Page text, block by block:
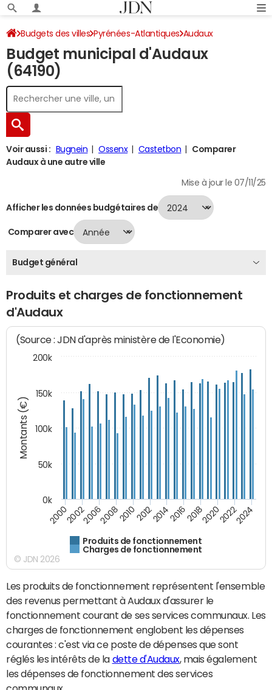
Budgets des villes Pyrénées-Atlantiques Audaux
Budget 2024
Budget municipal d'Audaux
(64190)
Voir aussi : Bugnein Ossenx Castetbon
Comparer
Audaux à une autre ville
Mise à jour le 07/11/25
Afficher les données budgétaires de
Comparer avec
Budget général
Produits et charges de fonctionnement
d'Audaux
Montants (€)
(Source : JDN d'après ministère de l'Economie)
Produits de fonctionnement
Charges de fonctionnement
200020022006200820102012201420162018202020222024
0k
50k
100k
150k
200k
© JDN 2026
Les produits de fonctionnement représentent l'ensemble
des revenus permettant à Audaux d'assurer le
fonctionnement courant de ses services communaux. Les
charges de fonctionnement englobent les dépenses
courantes : c'est via ce poste de dépenses que sont
réglés les intérêts de la dette d'Audaux, mais également
les dépenses de fonctionnement des services